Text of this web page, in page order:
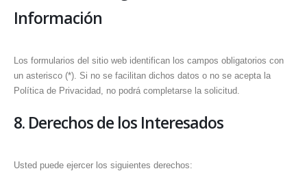
Información
Los formularios del sitio web identifican los campos obligatorios con
un asterisco (*). Si no se facilitan dichos datos o no se acepta la
Política de Privacidad, no podrá completarse la solicitud.
8. Derechos de los Interesados
Usted puede ejercer los siguientes derechos: